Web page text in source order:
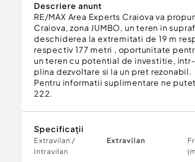
Descriere anunt
RE/MAX Area Experts Craiova va
Craiova, zona JUMBO, un teren in
deschiderea la extremitati de 19 m
respectiv 177 metri , oportunitate
un teren cu potential de investitie,
plina dezvoltare si la un pret rezonabil.
Pentru informatii suplimentare ne
222.
Specificații
Extravilan /
Intravilan
Extravilan